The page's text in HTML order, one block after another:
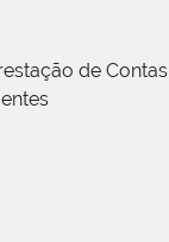
de Contas